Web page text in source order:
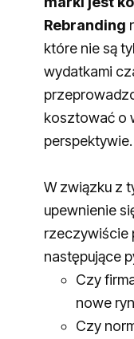
Rebranding
które nie są
wydatkami
kosztować o
perspektywie.
W związku z
upewnienie
rzeczywiście
następujące
Czy
nowe
Czy